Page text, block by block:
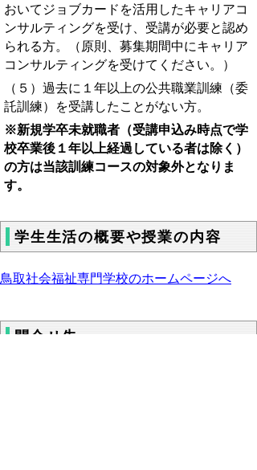
おいてジョブカードを活用したキャリアコ
ンサルティングを受け、受講が必要と認め
られる方。（原則、募集期間中にキャリア
コンサルティングを受けてください。）
（５）過去に１年以上の公共職業訓練（委
託訓練）を受講したことがない方。
※新規学卒未就職者（受講申込み時点で学
校卒業後１年以上経過している者は除く）
の方は当該訓練コースの対象外となりま
す。
学生生活の概要や授業の内容
鳥取社会福祉専門学校のホームページへ
問合せ先